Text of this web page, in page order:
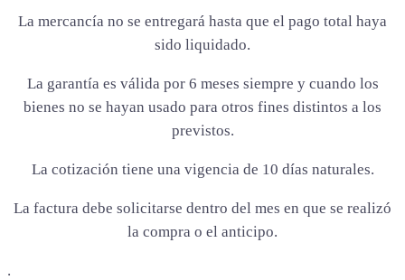
La mercancía no se entregará hasta que el pago total haya
sido liquidado.
La garantía es válida por 6 meses siempre y cuando los
bienes no se hayan usado para otros fines distintos a los
previstos.
La cotización tiene una vigencia de 10 días naturales.
La factura debe solicitarse dentro del mes en que se realizó
la compra o el anticipo.
.